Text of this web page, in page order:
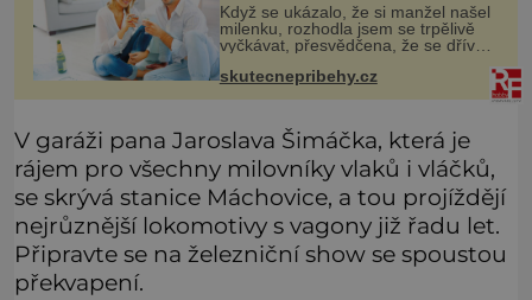
Když se ukázalo, že si manžel našel
milenku, rozhodla jsem se trpělivě
vyčkávat, přesvědčena, že se dříve
či později vrátí k rodině. Možná je to
jedna z nejtěžších věcí na světě. Ale
skutecnepribehy.cz
V garáži pana Jaroslava Šimáčka, která je
rájem pro všechny milovníky vlaků i vláčků,
se skrývá stanice Máchovice, a tou projíždějí
nejrůznější lokomotivy s vagony již řadu let.
Připravte se na železniční show se spoustou
překvapení.